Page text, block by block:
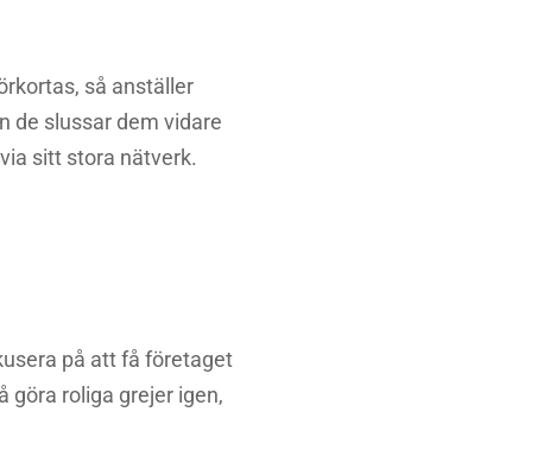
så anställer
de slussar dem vidare
sitt stora nätverk.
på att få företaget
göra roliga grejer igen,